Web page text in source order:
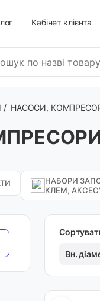
Кабінет клієнта
/ НАСОСИ,
НАБОРИ
КЛЕМ,
Вн.